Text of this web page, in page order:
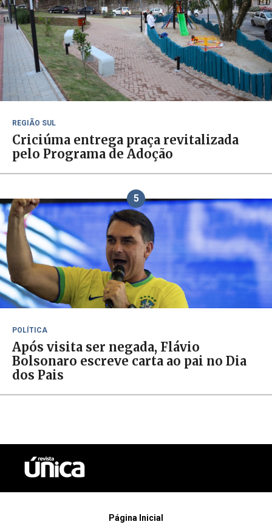
REGIÃO SUL
Criciúma entrega praça revitalizada
pelo Programa de Adoção
5
POLÍTICA
Após visita ser negada, Flávio
Bolsonaro escreve carta ao pai no Dia
dos Pais
Página Inicial